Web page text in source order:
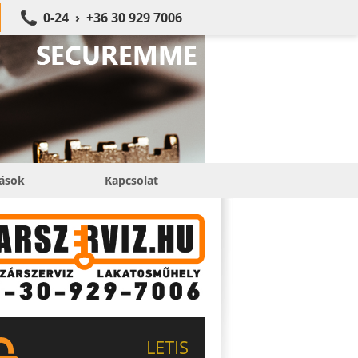
0-24 › +36 30 929 7006
Kapcsolat
LETIS